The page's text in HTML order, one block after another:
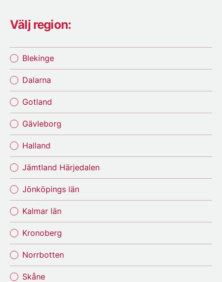
Välj region:
Blekinge
Dalarna
Gotland
Gävleborg
Halland
Jämtland Härjedalen
Jönköpings län
Kalmar län
Kronoberg
Norrbotten
Skåne